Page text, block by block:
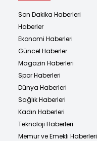
Son Dakika Haberleri
Haberler
Ekonomi Haberleri
Güncel Haberler
Magazin Haberleri
Spor Haberleri
Dünya Haberleri
Sağlık Haberleri
Kadın Haberleri
Teknoloji Haberleri
Memur ve Emekli Haberleri